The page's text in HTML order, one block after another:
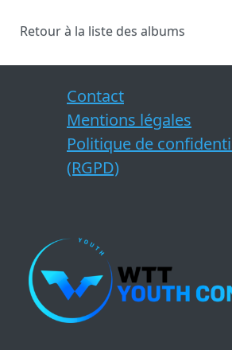
Retour à la liste des albums
Contact
Mentions légales
Politique de
(RGPD)